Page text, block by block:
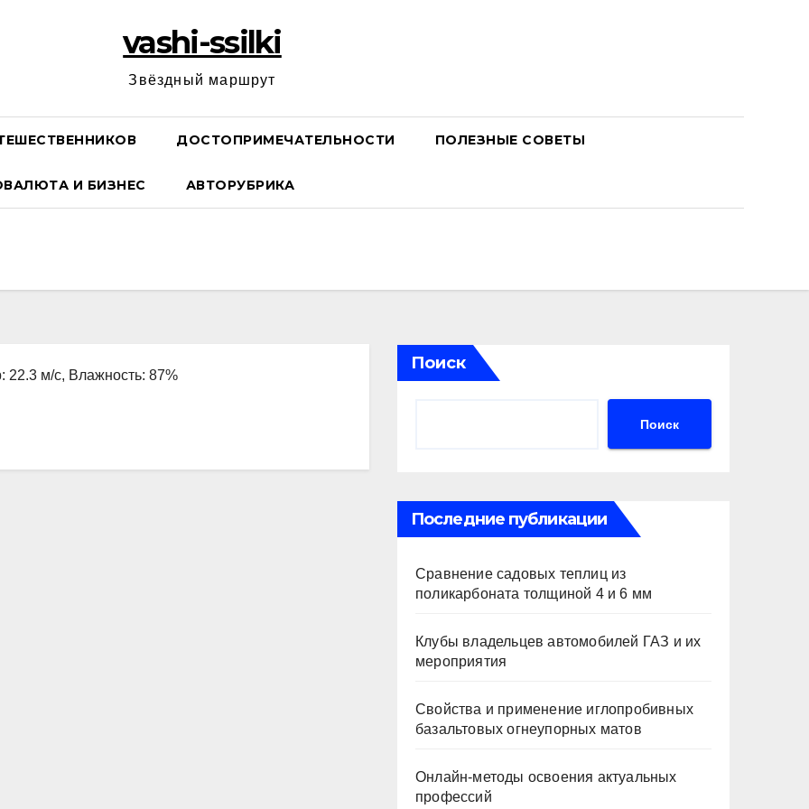
vashi-ssilki
Звёздный маршрут
ДОСТОПРИМЕЧАТЕЛЬНОСТИ ПОЛЕЗНЫЕ СОВЕТЫ
И БИЗНЕС АВТОРУБРИКА
22.3 м/с, Влажность: 87%
Поиск
Поиск
Последние публикации
Сравнение садовых теплиц из
поликарбоната толщиной 4 и 6 мм
Клубы владельцев автомобилей ГАЗ и их
мероприятия
Свойства и применение иглопробивных
базальтовых огнеупорных матов
Онлайн-методы освоения актуальных
профессий